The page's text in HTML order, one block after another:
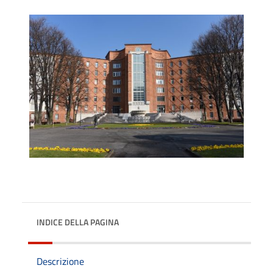
INDICE DELLA PAGINA
Descrizione